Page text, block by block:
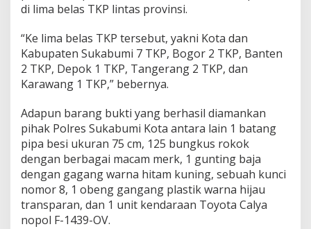
di lima belas TKP lintas provinsi.
“Ke lima belas TKP tersebut, yakni Kota dan
Kabupaten Sukabumi 7 TKP, Bogor 2 TKP, Banten
2 TKP, Depok 1 TKP, Tangerang 2 TKP, dan
Karawang 1 TKP,” bebernya.
Adapun barang bukti yang berhasil diamankan
pihak Polres Sukabumi Kota antara lain 1 batang
pipa besi ukuran 75 cm, 125 bungkus rokok
dengan berbagai macam merk, 1 gunting baja
dengan gagang warna hitam kuning, sebuah kunci
nomor 8, 1 obeng gangang plastik warna hijau
transparan, dan 1 unit kendaraan Toyota Calya
nopol F-1439-OV.